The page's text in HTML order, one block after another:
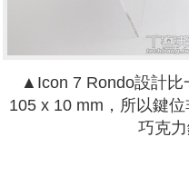
▲Icon 7 Rondo設計比
105 x 10 mm，所以鍵
巧克力